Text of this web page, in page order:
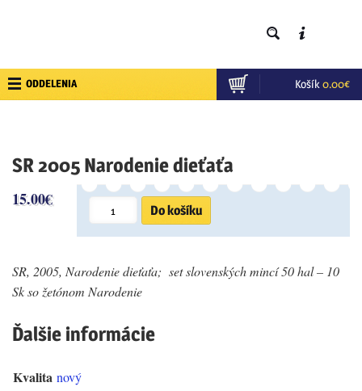
Košík 0.00€
ODDELENIA
SR 2005 Narodenie dieťaťa
15.00€
množstvo
2005
Narodenie
Do košíku
SR, 2005, Narodenie dieťaťa; set slovenských mincí 50 hal – 10
Sk so žetónom Narodenie
Ďalšie informácie
Kvalita nový